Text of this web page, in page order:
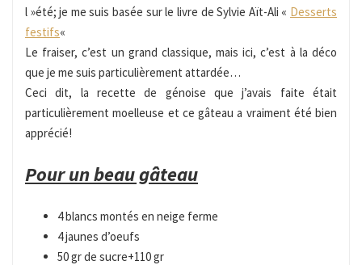
l »été; je me suis basée sur le livre de Sylvie Aït-Ali « Desserts
festifs«
Le fraiser, c’est un grand classique, mais ici, c’est à la déco
que je me suis particulièrement attardée…
Ceci dit, la recette de génoise que j’avais faite était
particulièrement moelleuse et ce gâteau a vraiment été bien
apprécié!
Pour un beau gâteau
4 blancs montés en neige ferme
4 jaunes d’oeufs
50 gr de sucre+110 gr